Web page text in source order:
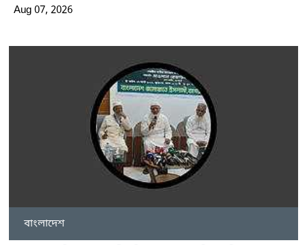
Aug 07, 2026
বাংলাদেশ